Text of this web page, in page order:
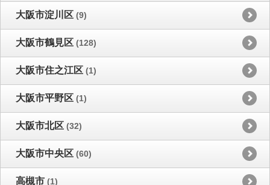
大阪市淀川区 (9)
大阪市鶴見区 (128)
大阪市住之江区 (1)
大阪市平野区 (1)
大阪市北区 (32)
大阪市中央区 (60)
高槻市 (1)